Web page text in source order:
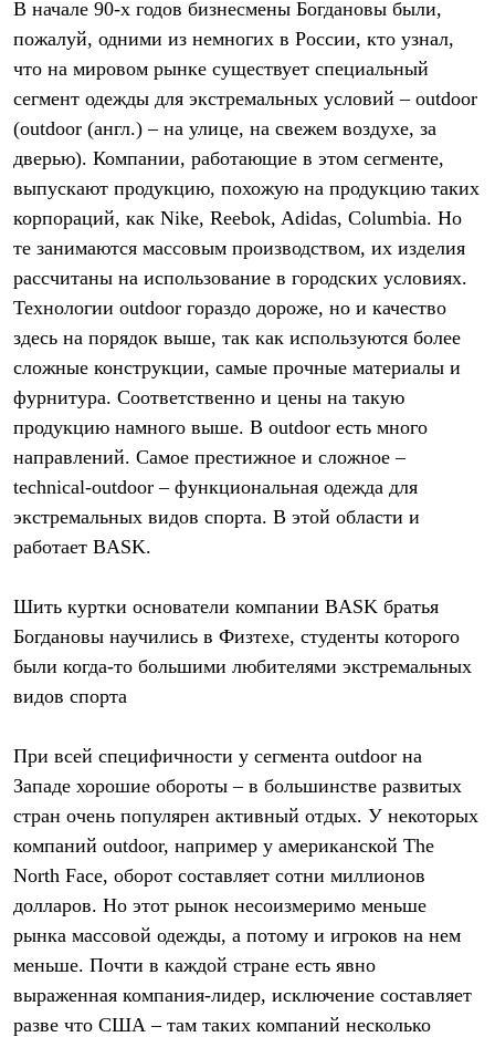
В начале 90-х годов бизнесмены Богдановы были,
пожалуй, одними из немногих в России, кто узнал,
что на мировом рынке существует специальный
сегмент одежды для экстремальных условий – outdoor
(outdoor (англ.) – на улице, на свежем воздухе, за
дверью). Компании, работающие в этом сегменте,
выпускают продукцию, похожую на продукцию таких
корпораций, как Nike, Reebok, Adidas, Columbia. Но
те занимаются массовым производством, их изделия
рассчитаны на использование в городских условиях.
Технологии outdoor гораздо дороже, но и качество
здесь на порядок выше, так как используются более
сложные конструкции, самые прочные материалы и
фурнитура. Соответственно и цены на такую
продукцию намного выше. В outdoor есть много
направлений. Самое престижное и сложное –
technical-outdoor – функциональная одежда для
экстремальных видов спорта. В этой области и
работает BASK.
Шить куртки основатели компании BASK братья
Богдановы научились в Физтехе, студенты которого
были когда-то большими любителями экстремальных
видов спорта
При всей специфичности у сегмента outdoor на
Западе хорошие обороты – в большинстве развитых
стран очень популярен активный отдых. У некоторых
компаний outdoor, например у американской The
North Face, оборот составляет сотни миллионов
долларов. Но этот рынок несоизмеримо меньше
рынка массовой одежды, а потому и игроков на нем
меньше. Почти в каждой стране есть явно
выраженная компания-лидер, исключение составляет
разве что США – там таких компаний несколько